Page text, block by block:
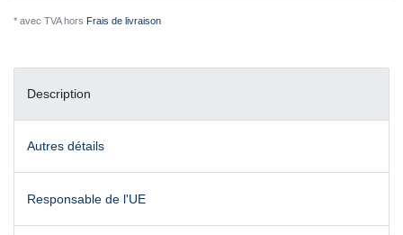
* avec TVA hors Frais de livraison
Description
Autres détails
Responsable de l'UE